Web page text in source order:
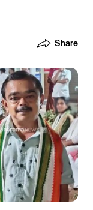
Share